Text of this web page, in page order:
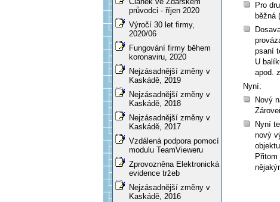
průvodci - říjen 2020
Výročí 30 let firmy,
2020/06
Fungování firmy během
koronaviru, 2020
Nejzásadnější změny v
Kaskádě, 2019
Nejzásadnější změny v
Kaskádě, 2018
Nejzásadnější změny v
Kaskádě, 2017
Vzdálená podpora pomocí
modulu TeamVieweru
Zprovozněna Elektronická
evidence tržeb
Nejzásadnější změny v
Kaskádě, 2016
Pro
běžná
psaní
U
apod.
Nyní:
Nový
Nyní
nový